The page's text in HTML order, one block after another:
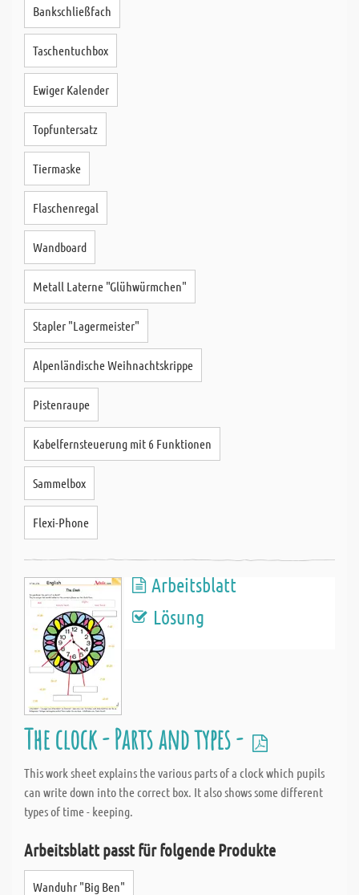
Bankschließfach
Taschentuchbox
Ewiger Kalender
Topfuntersatz
Tiermaske
Flaschenregal
Wandboard
Metall Laterne "Glühwürmchen"
Stapler "Lagermeister"
Alpenländische Weihnachtskrippe
Pistenraupe
Kabelfernsteuerung mit 6 Funktionen
Sammelbox
Flexi-Phone
Arbeitsblatt
Lösung
The clock - Parts and types -
This work sheet explains the various parts of a clock which pupils
can write down into the correct box. It also shows some different
types of time - keeping.
Arbeitsblatt passt für folgende Produkte
Wanduhr "Big Ben"